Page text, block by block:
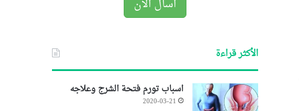
اسأل الآن
الأكثر قراءة
اسباب تورم فتحة الشرج وعلاجه
2020-03-21